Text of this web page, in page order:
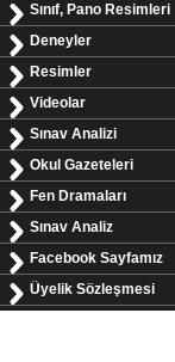
Sınıf, Pano Resimleri
Deneyler
Resimler
Videolar
Sınav Analizi
Okul Gazeteleri
Fen Dramaları
Sınav Analiz
Facebook Sayfamız
Üyelik Sözleşmesi